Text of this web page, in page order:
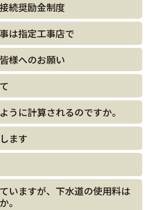
続奨励金制度
は指定工事店で
様へのお願い
うに計算されるのですか。
ます
いますが、下水道の使用料は
。